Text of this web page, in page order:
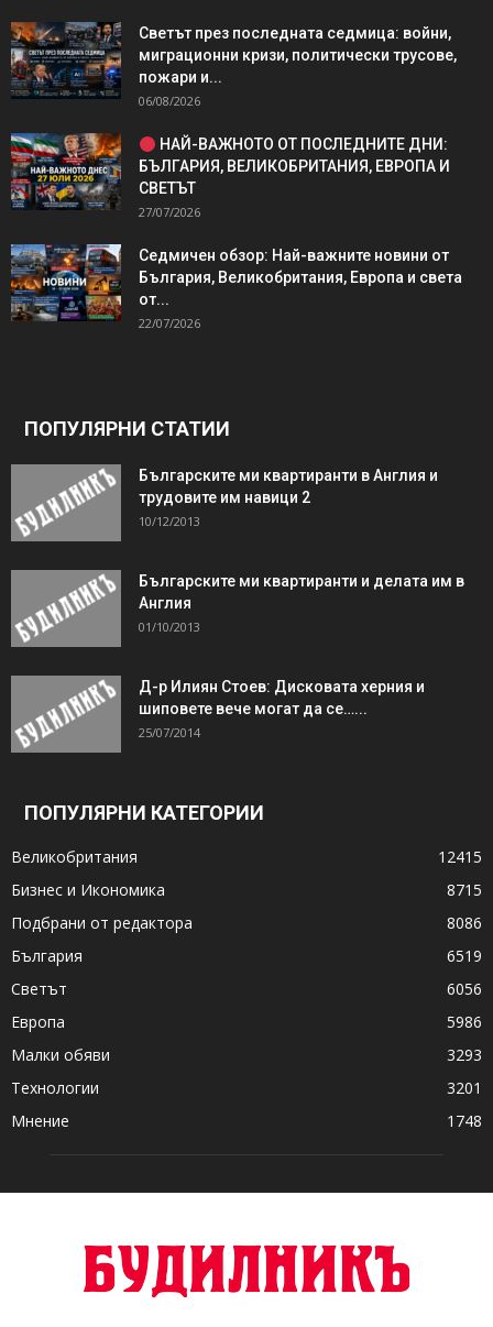
Светът през последната седмица: войни,
миграционни кризи, политически трусове,
пожари и...
06/08/2026
НАЙ-ВАЖНОТО ОТ ПОСЛЕДНИТЕ ДНИ:
БЪЛГАРИЯ, ВЕЛИКОБРИТАНИЯ, ЕВРОПА И
СВЕТЪТ
27/07/2026
Седмичен обзор: Най-важните новини от
България, Великобритания, Европа и света
от...
22/07/2026
ПОПУЛЯРНИ СТАТИИ
Българските ми квартиранти в Англия и
трудовите им навици 2
10/12/2013
Българските ми квартиранти и делата им в
Англия
01/10/2013
Д-р Илиян Стоев: Дисковата херния и
шиповете вече могат да се…...
25/07/2014
ПОПУЛЯРНИ КАТЕГОРИИ
Великобритания
12415
Бизнес и Икономика
8715
Подбрани от редактора
8086
България
6519
Светът
6056
Европа
5986
Малки обяви
3293
Технологии
3201
Мнение
1748